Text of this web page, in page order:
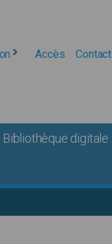
Accès Contact
Bibliothèque digitale